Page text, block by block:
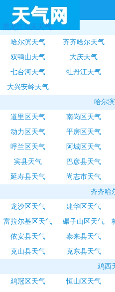
黑龙江30天天气
哈尔滨天气
齐齐哈尔天气
双鸭山天气
大庆天气
七台河天气
牡丹江天气
大兴安岭天气
哈尔
道里区天气
南岗区天气
动力区天气
平房区天气
呼兰区天气
阿城区天气
宾县天气
巴彦县天气
延寿县天气
尚志市天气
齐齐哈
龙沙区天气
建华区天气
富拉尔基区天气
碾子山区天气
依安县天气
泰来县天气
克山县天气
克东县天气
鸡西
鸡冠区天气
恒山区天气